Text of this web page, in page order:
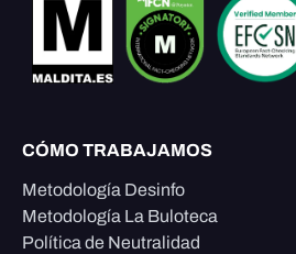
CÓMO TRABAJAMOS
Metodología Desinfo
Metodología La Buloteca
Política de Neutralidad